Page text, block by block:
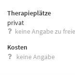
Therapieplätze
privat
keine Angabe zu
Kosten
keine Angabe